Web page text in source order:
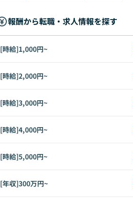
報酬から転職・求人情報を探す
[時給]1,000円~
[時給]2,000円~
[時給]3,000円~
[時給]4,000円~
[時給]5,000円~
[年収]300万円~